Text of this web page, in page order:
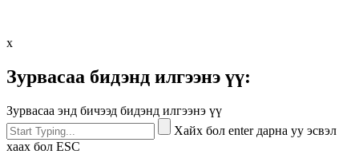
x
Зурвасаа бидэнд илгээнэ үү:
Зурвасаа энд бичээд бидэнд илгээнэ үү
Хайх бол enter дарна уу эсвэл
хаах бол ESC